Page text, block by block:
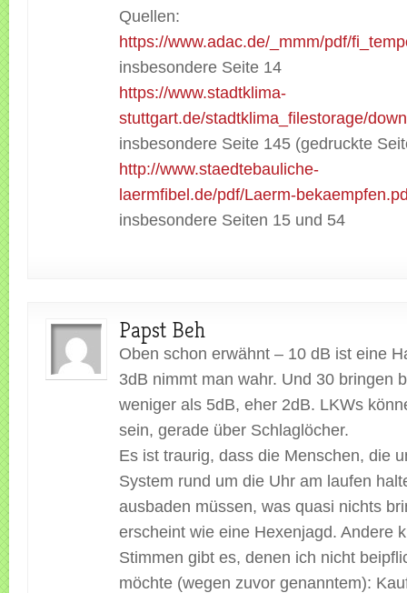
Quellen:
https://www.adac.de/_mmm/pdf/
insbesondere Seite 14
https://www.stadtklima-
stuttgart.de/stadtklima_filestorage/
insbesondere Seite 145 (gedruckte
http://www.staedtebauliche-
laermfibel.de/pdf/Laerm-
insbesondere Seiten 15 und 54
Papst Beh
Oben schon erwähnt – 10 dB ist eine
3dB nimmt man wahr. Und 30 bringen
weniger als 5dB, eher 2dB. LKWs
sein, gerade über Schlaglöcher.
Es ist traurig, dass die Menschen, die
System rund um die Uhr am laufen
ausbaden müssen, was quasi nichts
erscheint wie eine Hexenjagd. Andere
Stimmen gibt es, denen ich nicht
möchte (wegen zuvor genanntem):